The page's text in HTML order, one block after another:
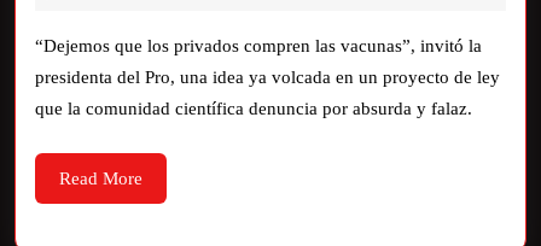
“Dejemos que los privados compren las vacunas”, invitó la
presidenta del Pro, una idea ya volcada en un proyecto de ley
que la comunidad científica denuncia por absurda y falaz.
Read More